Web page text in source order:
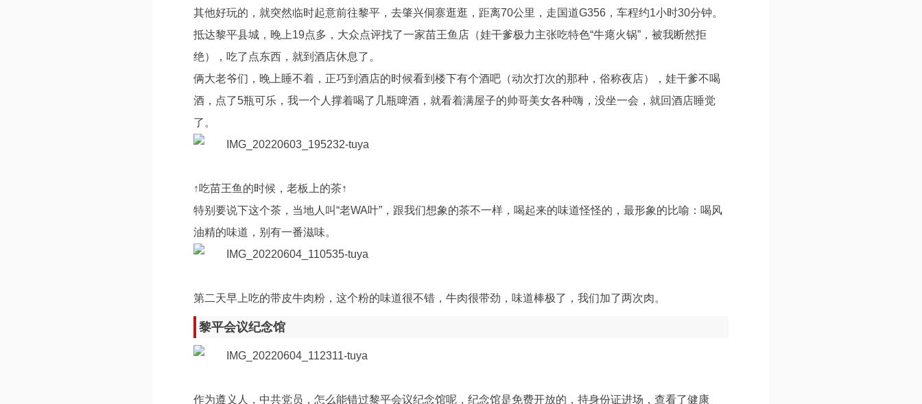
其他好玩的，就突然临时起意前往黎平，去肇兴侗寨逛逛，距离70公里，走国道G356，车程约1小时30分钟。
抵达黎平县城，晚上19点多，大众点评找了一家苗王鱼店（娃干爹极力主张吃特色“牛瘪火锅”，被我断然拒
绝），吃了点东西，就到酒店休息了。
俩大老爷们，晚上睡不着，正巧到酒店的时候看到楼下有个酒吧（动次打次的那种，俗称夜店），娃干爹不喝
酒，点了5瓶可乐，我一个人撑着喝了几瓶啤酒，就看着满屋子的帅哥美女各种嗨，没坐一会，就回酒店睡觉
了。
↑吃苗王鱼的时候，老板上的茶↑
特别要说下这个茶，当地人叫“老WA叶”，跟我们想象的茶不一样，喝起来的味道怪怪的，最形象的比喻：喝风
油精的味道，别有一番滋味。
第二天早上吃的带皮牛肉粉，这个粉的味道很不错，牛肉很带劲，味道棒极了，我们加了两次肉。
黎平会议纪念馆
作为遵义人，中共党员，怎么能错过黎平会议纪念馆呢，纪念馆是免费开放的，持身份证进场，查看了健康